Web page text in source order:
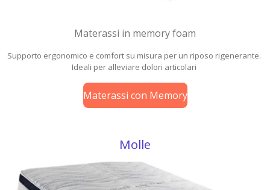
Materassi in memory foam
Supporto ergonomico e comfort su misura per un riposo rigenerante.
Ideali per alleviare dolori articolari
Materassi con Memory
Molle